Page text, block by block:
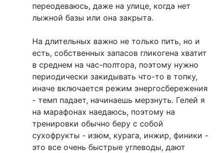
переодеваюсь, даже на улице, когда нет
лыжной базы или она закрыта.
На длительных важно не только пить, но и
есть, собственных запасов гликогена хватит
в среднем на час-полтора, поэтому нужно
периодически закидывать что-то в топку,
иначе включается режим энергосбережения
- темп падает, начинаешь мерзнуть. Гелей я
на марафонах наедаюсь, поэтому на
тренировки обычно беру с собой
сухофрукты - изюм, курага, инжир, финики -
это все очень быстрые углеводы, дают